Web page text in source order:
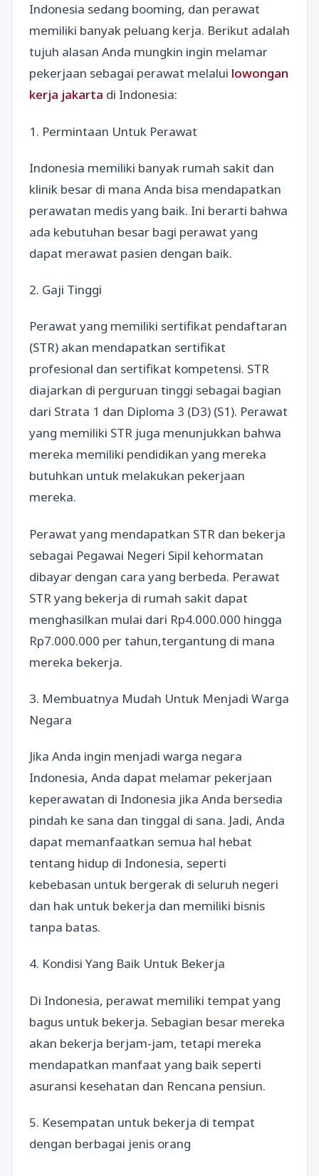
Indonesia sedang booming, dan perawat
memiliki banyak peluang kerja. Berikut adalah
tujuh alasan Anda mungkin ingin melamar
pekerjaan sebagai perawat melalui lowongan
kerja jakarta di Indonesia:
1. Permintaan Untuk Perawat
Indonesia memiliki banyak rumah sakit dan
klinik besar di mana Anda bisa mendapatkan
perawatan medis yang baik. Ini berarti bahwa
ada kebutuhan besar bagi perawat yang
dapat merawat pasien dengan baik.
2. Gaji Tinggi
Perawat yang memiliki sertifikat pendaftaran
(STR) akan mendapatkan sertifikat
profesional dan sertifikat kompetensi. STR
diajarkan di perguruan tinggi sebagai bagian
dari Strata 1 dan Diploma 3 (D3) (S1). Perawat
yang memiliki STR juga menunjukkan bahwa
mereka memiliki pendidikan yang mereka
butuhkan untuk melakukan pekerjaan
mereka.
Perawat yang mendapatkan STR dan bekerja
sebagai Pegawai Negeri Sipil kehormatan
dibayar dengan cara yang berbeda. Perawat
STR yang bekerja di rumah sakit dapat
menghasilkan mulai dari Rp4.000.000 hingga
Rp7.000.000 per tahun,tergantung di mana
mereka bekerja.
3. Membuatnya Mudah Untuk Menjadi Warga
Negara
Jika Anda ingin menjadi warga negara
Indonesia, Anda dapat melamar pekerjaan
keperawatan di Indonesia jika Anda bersedia
pindah ke sana dan tinggal di sana. Jadi, Anda
dapat memanfaatkan semua hal hebat
tentang hidup di Indonesia, seperti
kebebasan untuk bergerak di seluruh negeri
dan hak untuk bekerja dan memiliki bisnis
tanpa batas.
4. Kondisi Yang Baik Untuk Bekerja
Di Indonesia, perawat memiliki tempat yang
bagus untuk bekerja. Sebagian besar mereka
akan bekerja berjam-jam, tetapi mereka
mendapatkan manfaat yang baik seperti
asuransi kesehatan dan Rencana pensiun.
5. Kesempatan untuk bekerja di tempat
dengan berbagai jenis orang